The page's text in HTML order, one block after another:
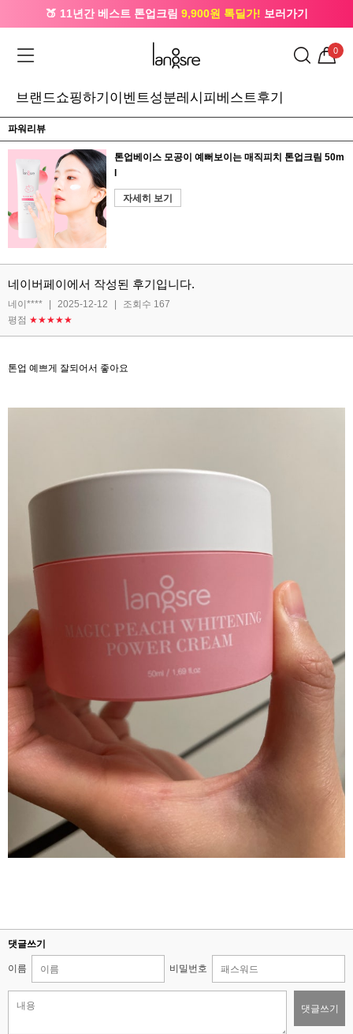
🍑 11년간 베스트 톤업크림 9,900원 톡딜가! 보러가기
5,000원
0
브랜드쇼핑하기 이벤트성분레시피 베스트후기
파워리뷰
톤업베이스 모공이 예뻐보이는 매직피치 톤업크림 50m
자세히 보기
네이버페이에서 작성된 후기입니다.
네이**** 2025-12-12
조회수 167
평점 ★★★★★
톤업 예쁘게 잘되어서 좋아요
댓글쓰기
이름 비밀번호
댓글쓰기